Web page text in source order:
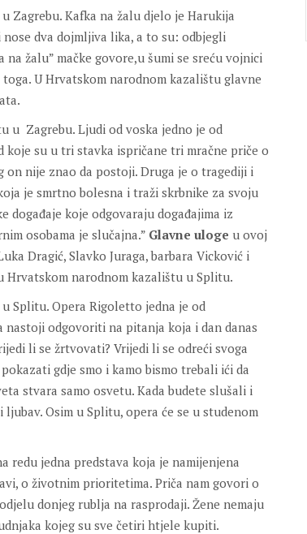
Zagrebu. Kafka na žalu djelo je Harukija
dva dojmljiva lika, a to su: odbjegli
žalu” mačke govore,u šumi se sreću vojnici
U Hrvatskom narodnom kazalištu glavne
u Zagrebu. Ljudi od voska jedno je od
koje su u tri stavka ispričane tri mračne priče o
nije znao da postoji. Druga je o tragediji i
je smrtno bolesna i traži skrbnike za svoju
događaje koje odgovaraju događajima iz
osobama je slučajna.” Glavne uloge u ovoj
Dragić, Slavko Juraga, barbara Vicković i
Hrvatskom narodnom kazalištu u Splitu.
Splitu. Opera Rigoletto jedna je od
nastoji odgovoriti na pitanja koja i dan danas
li se žrtvovati? Vrijedi li se odreći svoga
gdje smo i kamo bismo trebali ići da
stvara samo osvetu. Kada budete slušali i
Osim u Splitu, opera će se u studenom
redu jedna predstava koja je namijenjena
o životnim prioritetima. Priča nam govori o
donjeg rublja na rasprodaji. Žene nemaju
kojeg su sve četiri htjele kupiti.